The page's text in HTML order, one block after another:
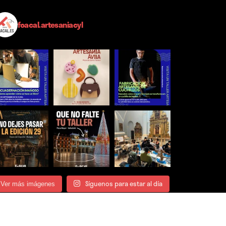
foacal.artesaniacyl
Ver más imágenes Síguenos para estar al día